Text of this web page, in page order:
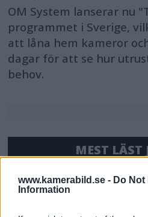
www.kamerabild.se - Do
Information
OM System lanserar nu
programmet i Sverige,
att låna hem kameror
dagar för att se hur
behov.
MEST LÄST
DJI